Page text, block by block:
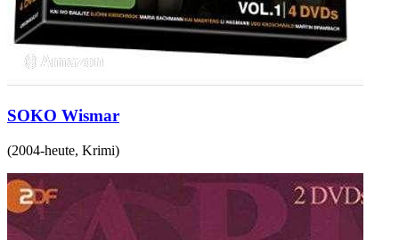
SOKO Wismar
(2004-heute, Krimi)